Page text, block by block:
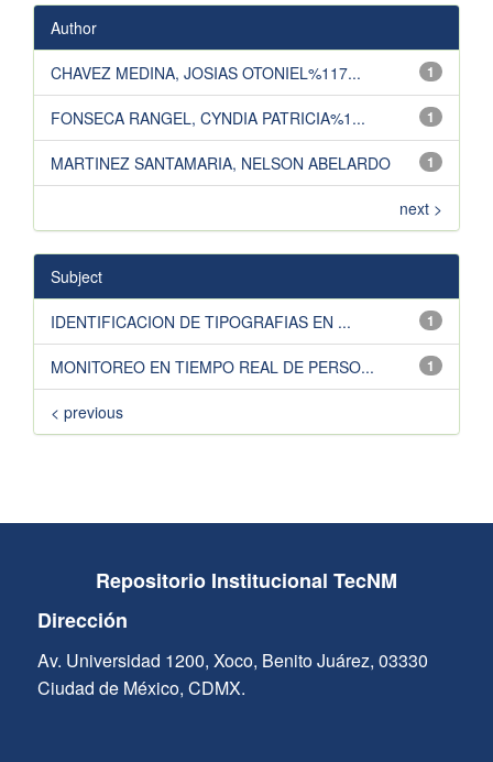
Author
1
CHAVEZ MEDINA, JOSIAS OTONIEL%117...
1
FONSECA RANGEL, CYNDIA PATRICIA%1...
1
MARTINEZ SANTAMARIA, NELSON ABELARDO
next >
Subject
1
IDENTIFICACION DE TIPOGRAFIAS EN ...
1
MONITOREO EN TIEMPO REAL DE PERSO...
< previous
Repositorio Institucional TecNM
Dirección
Av. Universidad 1200, Xoco, Benito Juárez, 03330
Ciudad de México, CDMX.